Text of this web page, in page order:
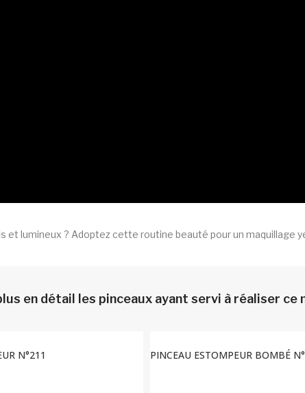
et lumineux ? Adoptez cette routine beauté pour un maquillage
en détail les pinceaux ayant servi à réaliser ce
N°211 PINCEAU ESTOMPEUR BOMBÉ